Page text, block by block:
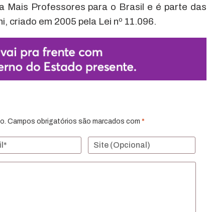
Mais Professores para o Brasil e é parte das
criado em 2005 pela Lei nº 11.096.
Campos obrigatórios são marcados com *